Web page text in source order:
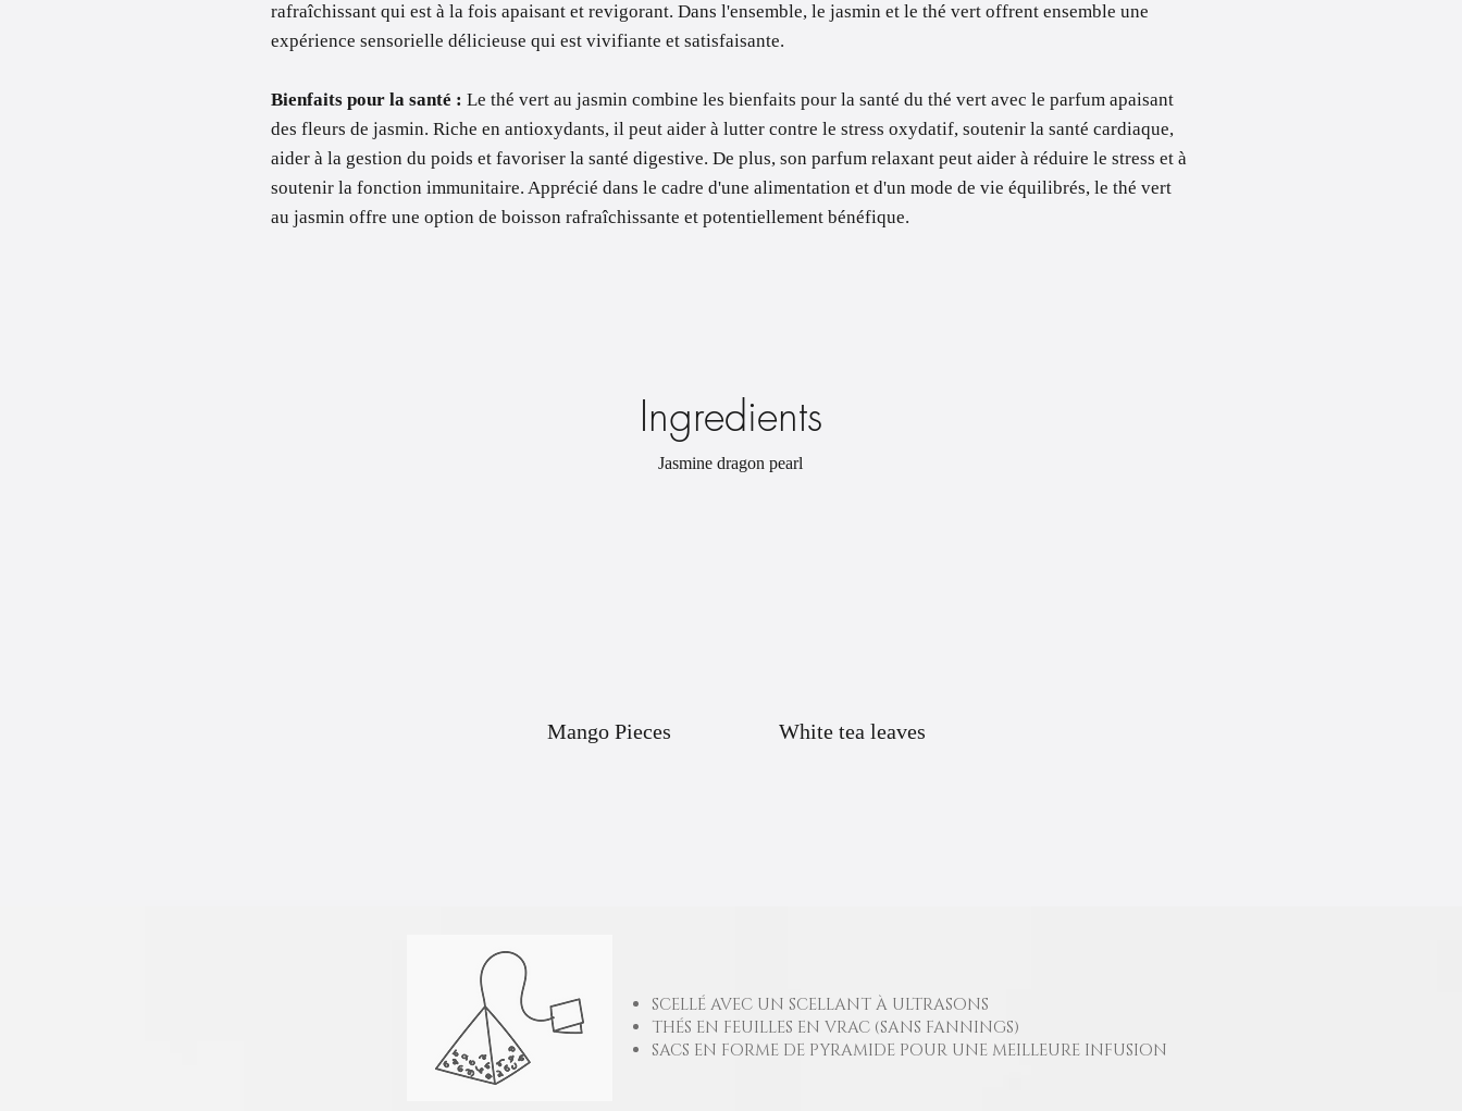
rafraîchissant qui est à la fois apaisant et revigorant. Dans l'ensemble, le jasmin et le thé vert offrent ensemble une
expérience sensorielle délicieuse qui est vivifiante et satisfaisante.
Bienfaits pour la santé : Le thé vert au jasmin combine les bienfaits pour la santé du thé vert avec le parfum apaisant
des fleurs de jasmin. Riche en antioxydants, il peut aider à lutter contre le stress oxydatif, soutenir la santé cardiaque,
aider à la gestion du poids et favoriser la santé digestive. De plus, son parfum relaxant peut aider à réduire le stress et à
soutenir la fonction immunitaire. Apprécié dans le cadre d'une alimentation et d'un mode de vie équilibrés, le thé vert
au jasmin offre une option de boisson rafraîchissante et potentiellement bénéfique.
Ingredients
Jasmine dragon pearl
Mango Pieces White tea leaves
SCELLÉ AVEC UN SCELLANT À ULTRASONS
THÉS EN FEUILLES EN VRAC (SANS FANNINGS)
SACS EN FORME DE PYRAMIDE POUR UNE MEILLEURE INFUSION